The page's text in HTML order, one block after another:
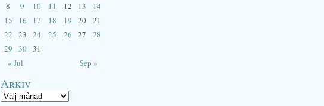
« Jul Sep »
8
9 10 11 12 13
14
15
16 17 18 19 20
21
22
23 24 25 26 27
28
29
30 31
Arkiv